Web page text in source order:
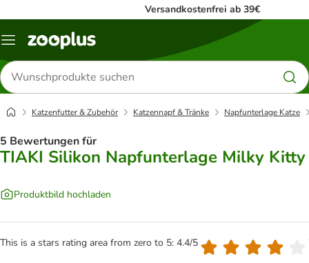
Versandkostenfrei ab 39€
Menü
Produkte
suchen
Katzenfutter & Zubehör Katzennapf & Tränke Napfunterlage Katze
5 Bewertungen für
TIAKI Silikon Napfunterlage Milky Kitty
Produktbild hochladen
This is a stars rating area from zero to 5: 4.4/5